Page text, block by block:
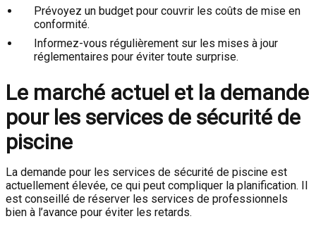
Prévoyez un budget pour couvrir les coûts de mise en
conformité.
Informez-vous régulièrement sur les mises à jour
réglementaires pour éviter toute surprise.
Le marché actuel et la demande
pour les services de sécurité de
piscine
La demande pour les services de sécurité de piscine est
actuellement élevée, ce qui peut compliquer la planification. Il
est conseillé de réserver les services de professionnels
bien à l’avance pour éviter les retards.